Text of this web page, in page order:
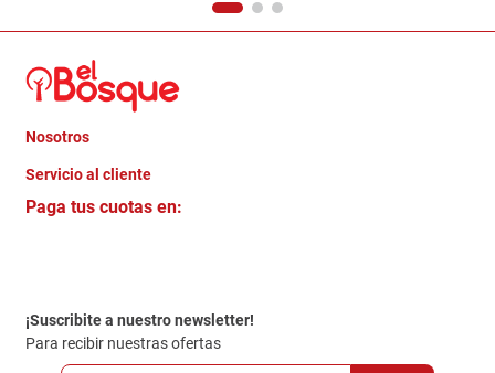
Nosotros
Quienes somos
Trabaja con Nosotros
Servicio al cliente
Crédito Directo
Politica de Privacidad
Políticas y condiciones GiftCard
Paga tus cuotas en:
¡Suscribite a nuestro newsletter!
Para recibir nuestras ofertas